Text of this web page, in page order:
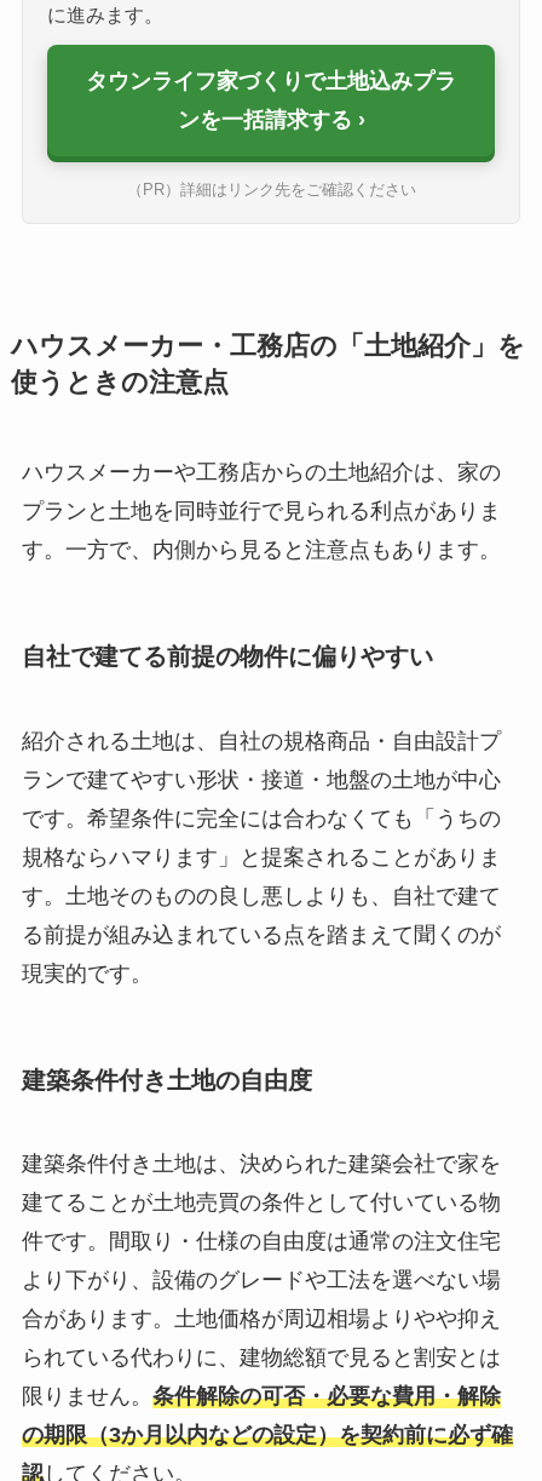
に進みます。
タウンライフ家づくりで土地込みプラ
ンを一括請求する
（PR）詳細はリンク先をご確認ください
ハウスメーカー・工務店の「土地紹介」を
使うときの注意点
ハウスメーカーや工務店からの土地紹介は、家の
プランと土地を同時並行で見られる利点がありま
す。一方で、内側から見ると注意点もあります。
自社で建てる前提の物件に偏りやすい
紹介される土地は、自社の規格商品・自由設計プ
ランで建てやすい形状・接道・地盤の土地が中心
です。希望条件に完全には合わなくても「うちの
規格ならハマります」と提案されることがありま
す。土地そのものの良し悪しよりも、自社で建て
る前提が組み込まれている点を踏まえて聞くのが
現実的です。
建築条件付き土地の自由度
建築条件付き土地は、決められた建築会社で家を
建てることが土地売買の条件として付いている物
件です。間取り・仕様の自由度は通常の注文住宅
より下がり、設備のグレードや工法を選べない場
合があります。土地価格が周辺相場よりやや抑え
られている代わりに、建物総額で見ると割安とは
限りません。 条件解除の可否・必要な費用・解除
の期限（3か月以内などの設定）を契約前に必ず確
認してください。